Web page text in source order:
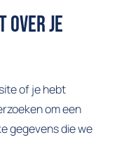
Over Je
of je hebt
om een
gegevens die we